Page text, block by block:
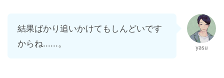
結果ばかり追いかけてもしんどいです
からね......。
yasu